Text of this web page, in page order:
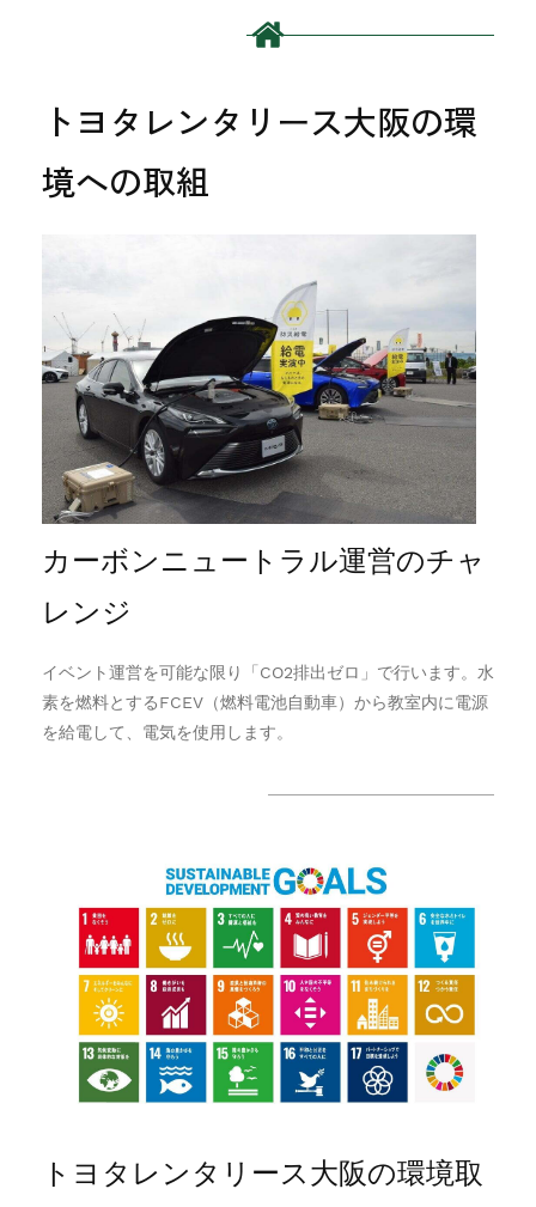
トヨタレンタリース大阪の環
境への取組
カーボンニュートラル運営のチャ
レンジ
イベント運営を可能な限り「CO2排出ゼロ」で行います。水
素を燃料とするFCEV（燃料電池自動車）から教室内に電源
を給電して、電気を使用します。
トヨタレンタリース大阪の環境取